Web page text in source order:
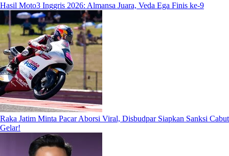
Hasil Moto3 Inggris 2026: Almansa Juara, Veda Ega Finis ke-9
Raka Jatim Minta Pacar Aborsi Viral, Disbudpar Siapkan Sanksi Cabut
Gelar!